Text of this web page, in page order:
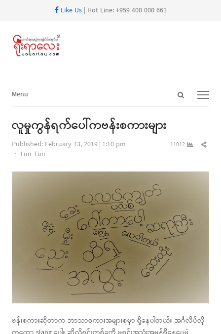
Like Us| Hot Line: +959 400 000 661
Open
Menu
Menu
လူမှုကွန်ရက်ပေါ်ကဗန်းစကားများ
Published: February 13, 2019 1:10 pm
Author
Tun Tun
11012
ဗန်းစကားဆိုတာက ဘာသာစကားအများစုမှာ ရှိနေပါတယ်။ အင်္ဂလိပ်လို